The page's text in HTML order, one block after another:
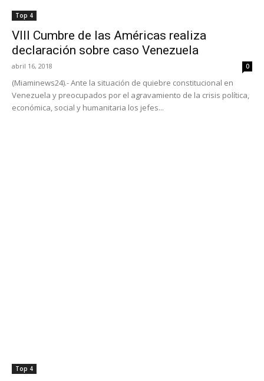
Top 4
VIII Cumbre de las Américas realiza
declaración sobre caso Venezuela
abril 16, 2018 0
(Miaminews24).- Ante la situación de quiebre constitucional en
Venezuela y preocupados por el agravamiento de la crisis política,
económica, social y humanitaria los jefes...
Top 4